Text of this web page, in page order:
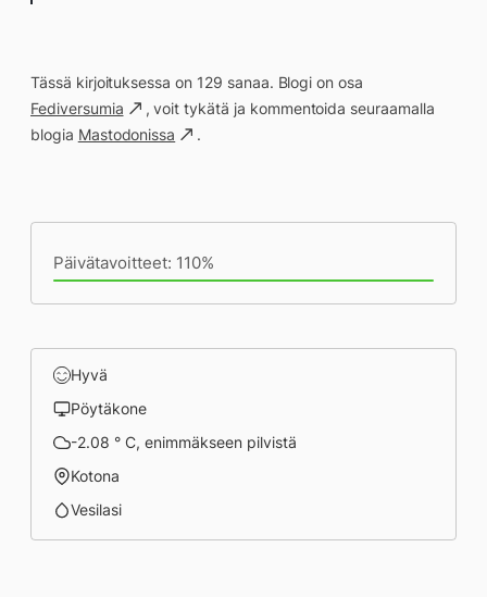
Tässä kirjoituksessa on 129 sanaa. Blogi on osa
Fediversumia
, voit tykätä ja kommentoida seuraamalla
blogia Mastodonissa .
Päivätavoitteet: 110%
Hyvä
Pöytäkone
-2.08 ° C, enimmäkseen pilvistä
Kotona
Vesilasi